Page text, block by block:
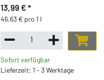
13,99 € *
46,63 € pro 1 l
Sofort verfügbar
Lieferzeit: 1 - 3 Werktage